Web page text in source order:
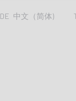
DE 中文（简体)